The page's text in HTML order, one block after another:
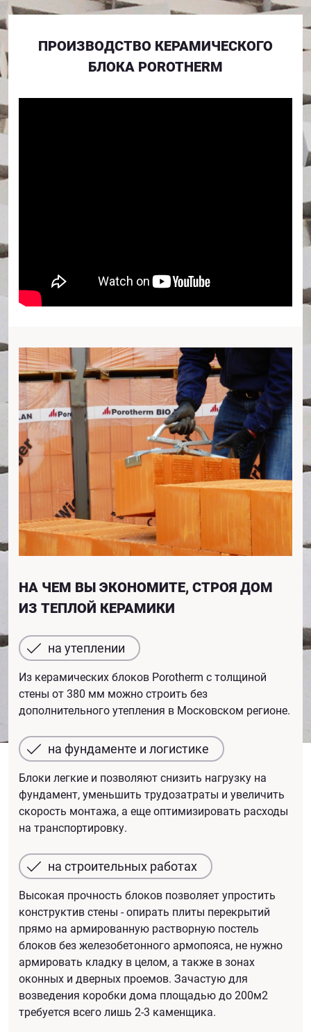
ПРОИЗВОДСТВО КЕРАМИЧЕСКОГО
БЛОКА POROTHERM
НА ЧЕМ ВЫ ЭКОНОМИТЕ, СТРОЯ ДОМ
ИЗ ТЕПЛОЙ КЕРАМИКИ
на утеплении
Из керамических блоков Porotherm с толщиной
стены от 380 мм можно строить без
дополнительного утепления в Московском регионе.
на фундаменте и логистике
Блоки легкие и позволяют снизить нагрузку на
фундамент, уменьшить трудозатраты и увеличить
скорость монтажа, а еще оптимизировать расходы
на транспортировку.
на строительных работах
Высокая прочность блоков позволяет упростить
конструктив стены - опирать плиты перекрытий
прямо на армированную растворную постель
блоков без железобетонного армопояса, не нужно
армировать кладку в целом, а также в зонах
оконных и дверных проемов. Зачастую для
возведения коробки дома площадью до 200м2
требуется всего лишь 2-3 каменщика.